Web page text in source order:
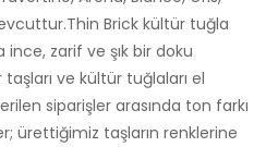
Brick kültür tuğla
ince, zarif ve şık bir doku
ve kültür tuğlaları el
siparişler arasında ton farkı
ürettiğimiz taşların renklerine